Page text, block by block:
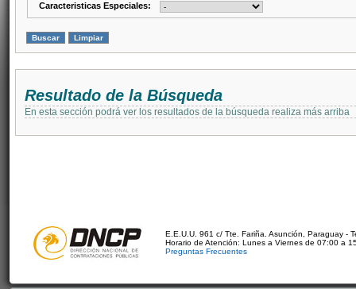
Caracteristicas Especiales:
Resultado de la Búsqueda
En esta sección podrá ver los resultados de la búsqueda realiza más arriba
E.E.U.U. 961 c/ Tte. Fariña. Asunción, Paraguay -
Horario de Atención: Lunes a Viernes de 07:00 a
Preguntas Frecuentes